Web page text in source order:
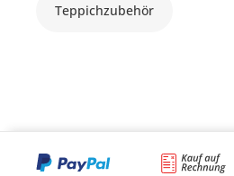
Teppichzubehör